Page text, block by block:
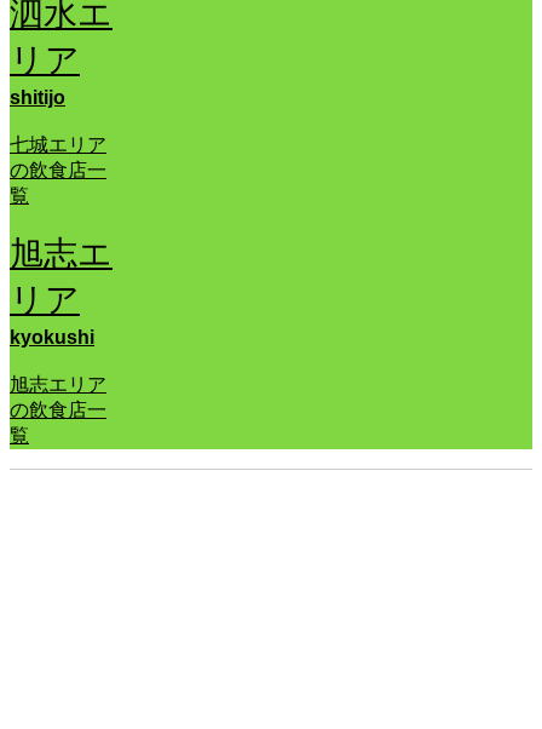
泗水エ
リア
shitijo
七城エリア
の飲食店一
覧
旭志エ
リア
kyokushi
旭志エリア
の飲食店一
覧